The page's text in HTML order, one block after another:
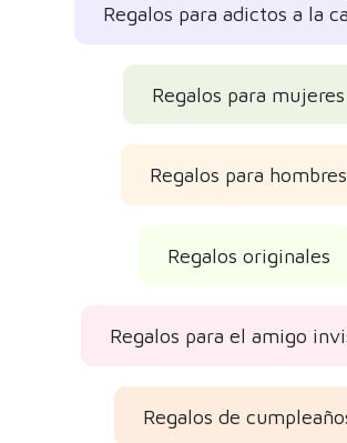
Regalos para adictos a la
Regalos para mujeres
Regalos para hombres
Regalos originales
Regalos para el amigo
Regalos de